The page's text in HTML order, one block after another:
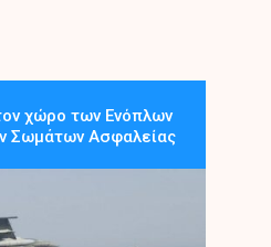
χώρο των Ενόπλων
Σωμάτων Ασφαλείας